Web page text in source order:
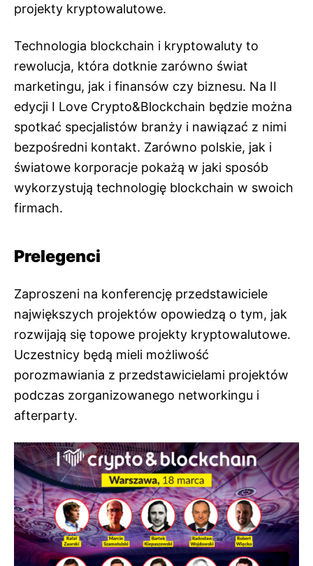
projekty kryptowalutowe.
Technologia blockchain i kryptowaluty to
rewolucja, która dotknie zarówno świat
marketingu, jak i finansów czy biznesu. Na II
edycji I Love Crypto&Blockchain będzie można
spotkać specjalistów branży i nawiązać z nimi
bezpośredni kontakt. Zarówno polskie, jak i
światowe korporacje pokażą w jaki sposób
wykorzystują technologię blockchain w swoich
firmach.
Prelegenci
Zaproszeni na konferencję przedstawiciele
największych projektów opowiedzą o tym, jak
rozwijają się topowe projekty kryptowalutowe.
Uczestnicy będą mieli możliwość
porozmawiania z przedstawicielami projektów
podczas zorganizowanego networkingu i
afterparty.